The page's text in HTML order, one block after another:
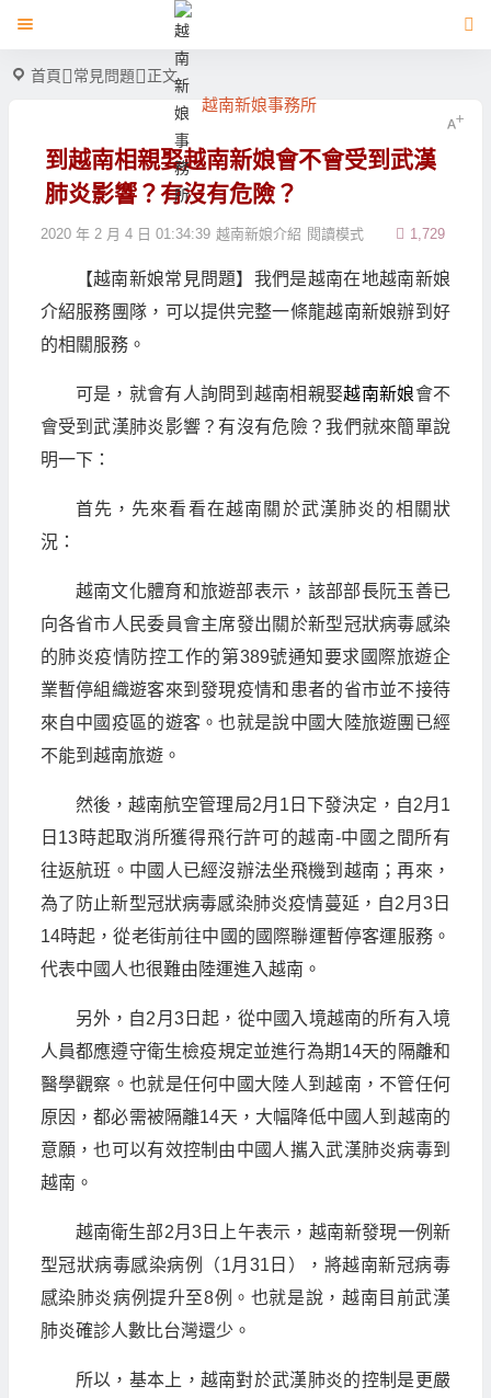
越南新娘事務所
首頁 常見問題 正文
到越南相親娶越南新娘會不會受到武漢
肺炎影響？有沒有危險？
2020 年 2 月 4 日 01:34:39 越南新娘介紹 1,729
閱讀模式
【越南新娘常見問題】我們是越南在地越南新娘
介紹服務團隊，可以提供完整一條龍越南新娘辦到好
的相關服務。
可是，就會有人詢問到越南相親娶越南新娘會不
會受到武漢肺炎影響？有沒有危險？我們就來簡單說
明一下：
首先，先來看看在越南關於武漢肺炎的相關狀
況：
越南文化體育和旅遊部表示，該部部長阮玉善已
向各省市人民委員會主席發出關於新型冠狀病毒感染
的肺炎疫情防控工作的第389號通知要求國際旅遊企
業暫停組織遊客來到發現疫情和患者的省市並不接待
來自中國疫區的遊客。也就是說中國大陸旅遊團已經
不能到越南旅遊。
然後，越南航空管理局2月1日下發決定，自2月1
日13時起取消所獲得飛行許可的越南-中國之間所有
往返航班。中國人已經沒辦法坐飛機到越南；再來，
為了防止新型冠狀病毒感染肺炎疫情蔓延，自2月3日
14時起，從老街前往中國的國際聯運暫停客運服務。
代表中國人也很難由陸運進入越南。
另外，自2月3日起，從中國入境越南的所有入境
人員都應遵守衛生檢疫規定並進行為期14天的隔離和
醫學觀察。也就是任何中國大陸人到越南，不管任何
原因，都必需被隔離14天，大幅降低中國人到越南的
意願，也可以有效控制由中國人攜入武漢肺炎病毒到
越南。
越南衛生部2月3日上午表示，越南新發現一例新
型冠狀病毒感染病例（1月31日），將越南新冠病毒
感染肺炎病例提升至8例。也就是說，越南目前武漢
肺炎確診人數比台灣還少。
所以，基本上，越南對於武漢肺炎的控制是更嚴